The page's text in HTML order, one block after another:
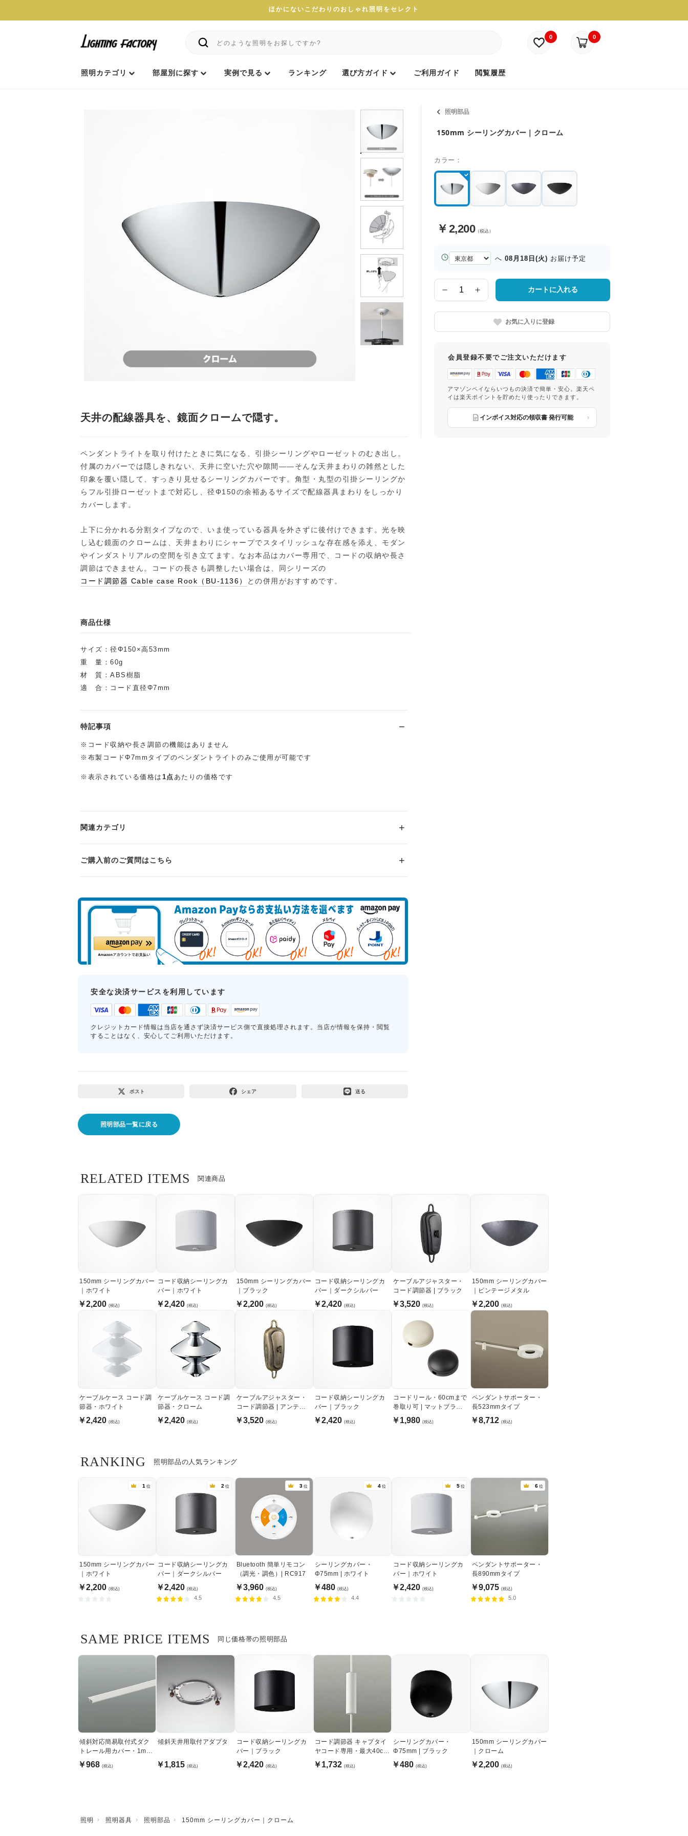
ほかにないこだわりのおしゃれ照明をセレクト
0 0
照明カテゴリ 部屋別に探す 実例で見る ランキング 選び方ガイド ご利用ガイド 閲覧履歴
照明部品
150mm シーリングカバー｜クローム
カラー：
￥ 2,200（税込）
お
届
へ 08月18日(火) お届け予定
数
量
カートに入れる
お気に入りに登録
会員登録不要でご注文いただけます
アマゾンペイならいつもの決済で簡単・安心。楽天ペ
イは楽天ポイントを貯めたり使ったりできます。
インボイス対応の領収書 発行可能
天井の配線器具を、鏡面クロームで隠す。
ペンダントライトを取り付けたときに気になる、引掛シーリングやローゼットのむき出し。
付属のカバーでは隠しきれない、天井に空いた穴や隙間——そんな天井まわりの雑然とした
印象を覆い隠して、すっきり見せるシーリングカバーです。角型・丸型の引掛シーリングか
らフル引掛ローゼットまで対応し、径Φ150の余裕あるサイズで配線器具まわりをしっかり
カバーします。
上下に分かれる分割タイプなので、いま使っている器具を外さずに後付けできます。光を映
し込む鏡面のクロームは、天井まわりにシャープでスタイリッシュな存在感を添え、モダン
やインダストリアルの空間を引き立てます。なお本品はカバー専用で、コードの収納や長さ
調節はできません。コードの長さも調整したい場合は、同シリーズの
コード調節器 Cable case Rook（BU-1136）
との併用がおすすめです。
商品仕様
サイズ：径Φ150×高53mm
重 量：60g
材 質：ABS樹脂
適 合：コード直径Φ7mm
特記事項
※コード収納や長さ調節の機能はありません
※布製コードΦ7mmタイプのペンダントライトのみご使用が可能です
※表示されている価格は 1点あたりの価格です
関連カテゴリ
ご購入前のご質問はこちら
安全な決済サービスを利用しています
クレジットカード情報は当店を通さず決済サービス側で直接処理されます。当店が情報を保持・閲覧
することはなく、安心してご利用いただけます。
ポスト シェア 送る
照明部品一覧に戻る
関連商品
RELATED ITEMS
150mm シーリングカバー
｜ホワイト
￥2,200 (税込)
コード収納シーリングカ
バー｜ホワイト
￥2,420 (税込)
150mm シーリングカバー
｜ブラック
￥2,200 (税込)
コード収納シーリングカ
バー｜ダークシルバー
￥2,420 (税込)
ケーブルアジャスター・
コード調節器 | ブラック
￥3,520 (税込)
150mm シーリングカバー
｜ビンテージメタル
￥2,200 (税込)
ケーブルケース コード調
節器・ホワイト
￥2,420 (税込)
ケーブルケース コード調
節器・クローム
￥2,420 (税込)
ケーブルアジャスター・
コード調節器 | アンティ
ークゴールド
￥3,520 (税込)
コード収納シーリングカ
バー｜ブラック
￥2,420 (税込)
コードリール・60cmまで
巻取り可 | マットブラウ
ン
￥1,980 (税込)
ペンダントサポーター・
長523mmタイプ
￥8,712 (税込)
照明部品の人気ランキング
RANKING
1 位
150mm シーリングカバー
｜ホワイト
￥2,200 (税込)
2 位
コード収納シーリングカ
バー｜ダークシルバー
￥2,420 (税込)
4.5
3 位
Bluetooth 簡単リモコン
（調光・調色）| RC917
￥3,960 (税込)
4.5
4 位
シーリングカバー・
Φ75mm | ホワイト
￥480 (税込)
4.4
5 位
コード収納シーリングカ
バー｜ホワイト
￥2,420 (税込)
6 位
ペンダントサポーター・
長890mmタイプ
￥9,075 (税込)
5.0
同じ価格帯の照明部品
SAME PRICE ITEMS
傾斜対応簡易取付式ダク
トレール用カバー・1m｜
ホワイト
￥968 (税込)
傾斜天井用取付アダプタ
￥1,815 (税込)
コード収納シーリングカ
バー｜ブラック
￥2,420 (税込)
コード調節器 キャプタイ
ヤコード専用・最大40cm
｜白
￥1,732 (税込)
シーリングカバー・
Φ75mm | ブラック
￥480 (税込)
150mm シーリングカバー
｜クローム
￥2,200 (税込)
照明 照明器具 照明部品 150mm シーリングカバー｜クローム